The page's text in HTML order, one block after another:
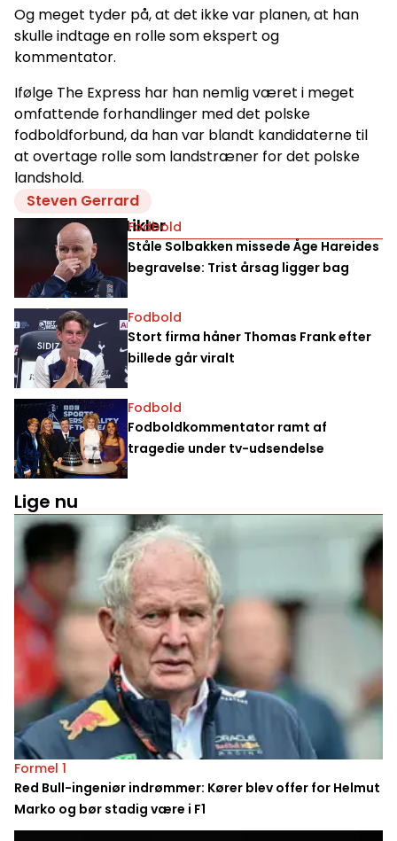
Og meget tyder på, at det ikke var planen, at han
skulle indtage en rolle som ekspert og
kommentator.
Ifølge The Express har han nemlig været i meget
omfattende forhandlinger med det polske
fodboldforbund, da han var blandt kandidaterne til
at overtage rolle som landstræner for det polske
landshold.
Steven Gerrard
Relaterede artikler
Fodbold
Ståle Solbakken missede Åge Hareides
begravelse: Trist årsag ligger bag
Fodbold
Stort firma håner Thomas Frank efter
billede går viralt
Fodbold
Fodboldkommentator ramt af
tragedie under tv-udsendelse
Lige nu
Formel 1
Red Bull-ingeniør indrømmer: Kører blev offer for Helmut
Marko og bør stadig være i F1